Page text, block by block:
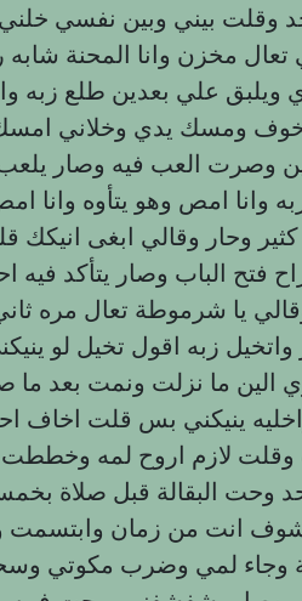
وقلت بيني وبين نفسي
تعال مخزن وانا المحنة
علي بعدين طلع زبه
ومسك يدي وخلاني
وصرت العب فيه وصار
وحار وقالي ابغى انيكك
الباب وصار يتأكد فيه
يا شرموطة تعال مره
زبه اقول تخيل لو
ما نزلت ونمت بعد ما
ينيكني بس قلت اخاف
وقلت لازم اروح لمه وخططت
وحت البقالة قبل صلاة
شوف انت من زمان وابتسمت
وجاء لمي وضرب مكوتي